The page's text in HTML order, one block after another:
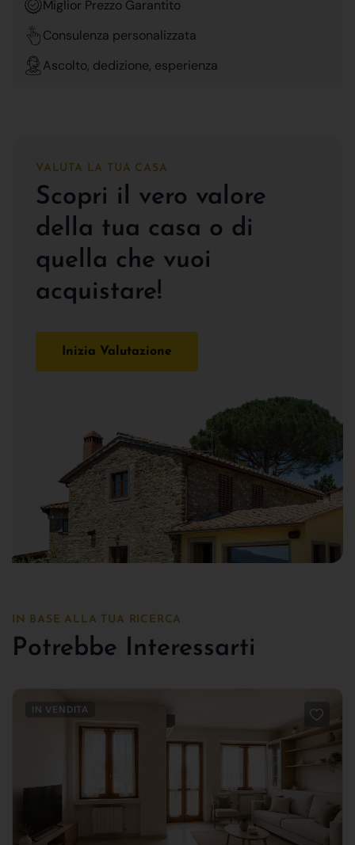
Miglior Prezzo Garantito
Consulenza personalizzata
Ascolto, dedizione, esperienza
VALUTA LA TUA CASA
Scopri il vero valore
della tua casa o di
quella che vuoi
acquistare!
Inizia Valutazione
IN BASE ALLA TUA RICERCA
Potrebbe Interessarti
IN VENDITA